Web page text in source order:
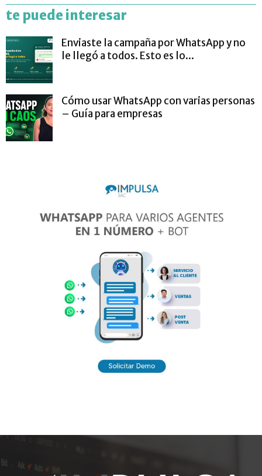
te puede interesar
Enviaste la campaña por WhatsApp y no
le llegó a todos. Esto es lo...
Cómo usar WhatsApp con varias personas
– Guía para empresas